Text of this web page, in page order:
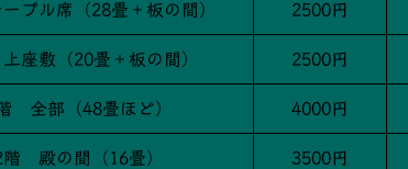
ブル席（28畳＋板の間） 2500円
座敷（20畳＋板の間） 2500円
全部（48畳ほど） 4000円
階 殿の間（16畳） 3500円